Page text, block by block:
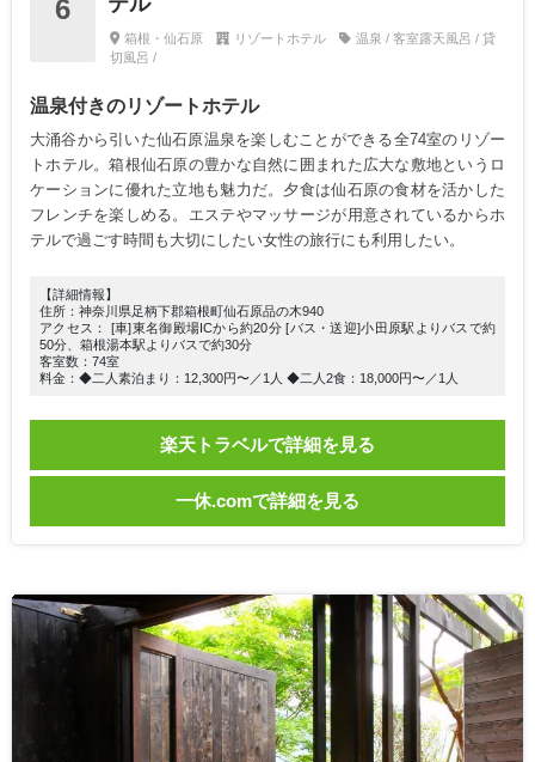
6
箱根・仙石原 リゾートホテル
温泉 / 客室露天風呂 / 貸
切風呂 /
温泉付きのリゾートホテル
大涌谷から引いた仙石原温泉を楽しむことができる全74室のリゾー
トホテル。箱根仙石原の豊かな自然に囲まれた広大な敷地というロ
ケーションに優れた立地も魅力だ。夕食は仙石原の食材を活かした
フレンチを楽しめる。エステやマッサージが用意されているからホ
テルで過ごす時間も大切にしたい女性の旅行にも利用したい。
【詳細情報】
住所：神奈川県足柄下郡箱根町仙石原品の木940
アクセス： [車]東名御殿場ICから約20分 [バス・送迎]小田原駅よりバスで約
50分、箱根湯本駅よりバスで約30分
客室数：74室
料金：◆二人素泊まり：12,300円〜／1人 ◆二人2食：18,000円〜／1人
楽天トラベルで詳細を見る
一休.comで詳細を見る